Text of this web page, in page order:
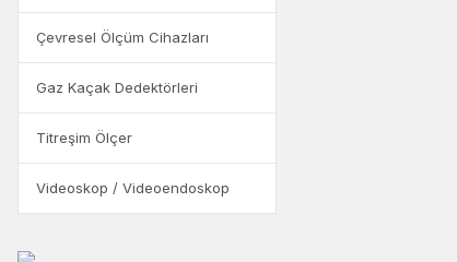
Çevresel Ölçüm Cihazları
Gaz Kaçak Dedektörleri
Titreşim Ölçer
Videoskop / Videoendoskop